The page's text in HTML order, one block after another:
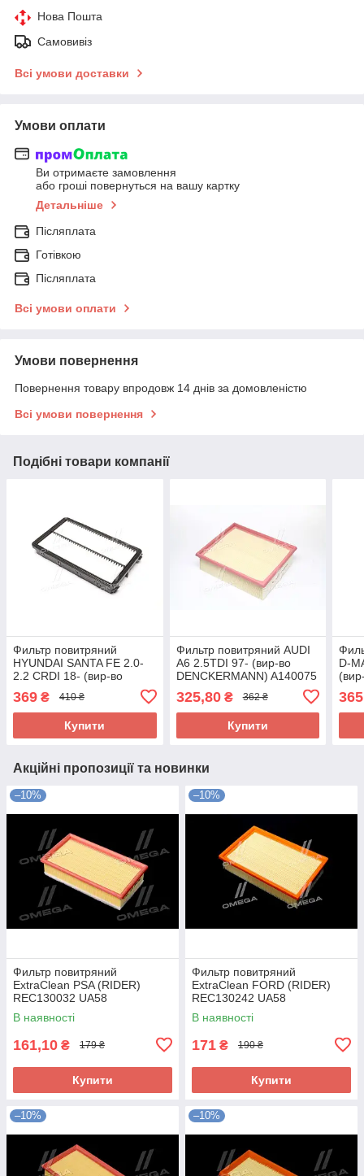
Нова Пошта
Самовивіз
Всі умови доставки
Умови оплати
Ви отримаєте замовлення
або гроші повернуться на вашу картку
Детальніше
Післяплата
Готівкою
Післяплата
Всі умови оплати
Умови повернення
Повернення товару впродовж 14 днів за домовленістю
Всі умови повернення
Подібні товари компанії
Фильтр повитряний
HYUNDAI SANTA FE 2.0-
2.2 CRDI 18- (вир-во
DENCKERMANN) A142094
UA58
369 ₴ 410 ₴
Купити
Фильтр повитряний AUDI
A6 2.5TDI 97- (вир-во
DENCKERMANN) A140075
325,80₴ 362 ₴
Купити
D-
Акційні пропозиції та новинки
–10%
Фильтр повитряний
ExtraClean PSA (RIDER)
REC130032 UA58
В наявності
161,10 ₴ 179 ₴
Купити
–10%
Фильтр повитряний
ExtraClean FORD (RIDER)
REC130242 UA58
В наявності
171 ₴ 190 ₴
Купити
–10% –10%